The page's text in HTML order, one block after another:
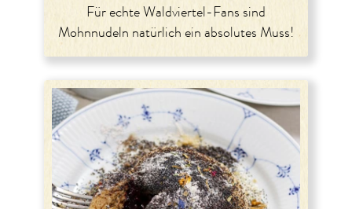
Für echte Waldviertel-Fans sind
Mohnnudeln natürlich ein absolutes Muss!